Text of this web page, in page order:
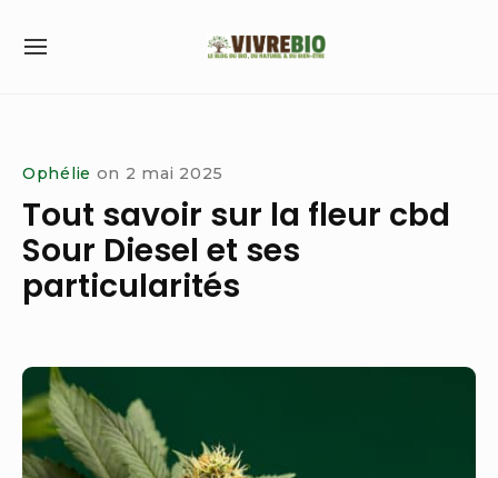
SITE
Ophélie on 2 mai 2025
Tout savoir sur la fleur cbd
Sour Diesel et ses
particularités